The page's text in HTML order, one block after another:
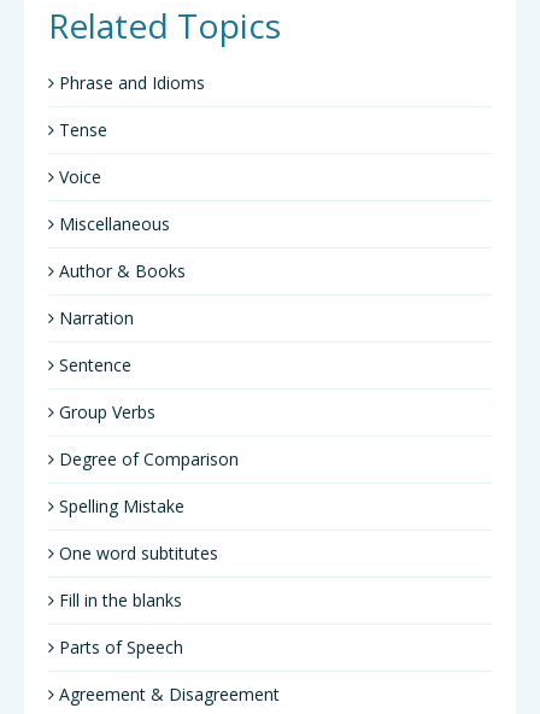
Related Topics
Phrase and Idioms
Tense
Voice
Miscellaneous
Author & Books
Narration
Sentence
Group Verbs
Degree of Comparison
Spelling Mistake
One word subtitutes
Fill in the blanks
Parts of Speech
Agreement & Disagreement